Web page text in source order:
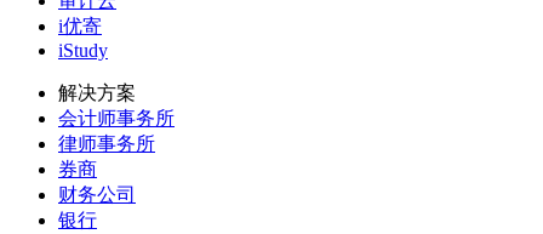
i优寄
iStudy
解决方案
会计师事务所
律师事务所
券商
财务公司
银行